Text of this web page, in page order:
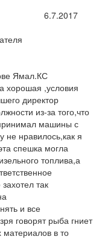
6.7.2017
Ямал.КС
хорошая ,условия
директор
из-за того,что
машины с
не нравилось,как я
спешка могла
топлива,а
так
и все
говорят рыба гниет
в то